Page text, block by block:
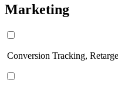
Marketing
Conversion Tracking,